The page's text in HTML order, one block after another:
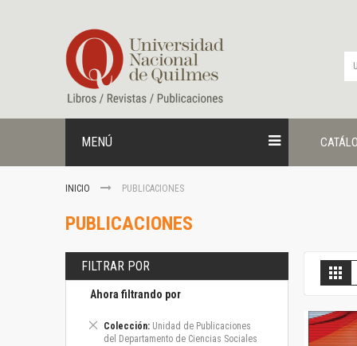
contenido
MENÚ
INICIO PUBLICACIONES
PUBLICACIONES
FILTRAR POR
Ahora filtrando por
Colección Unidad de Publicaciones
del Departamento de Ciencias Sociales
Eliminar
este